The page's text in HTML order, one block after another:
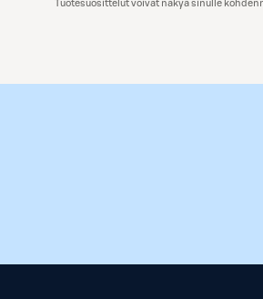
Tuotesuosittelut voivat näkyä sinulle